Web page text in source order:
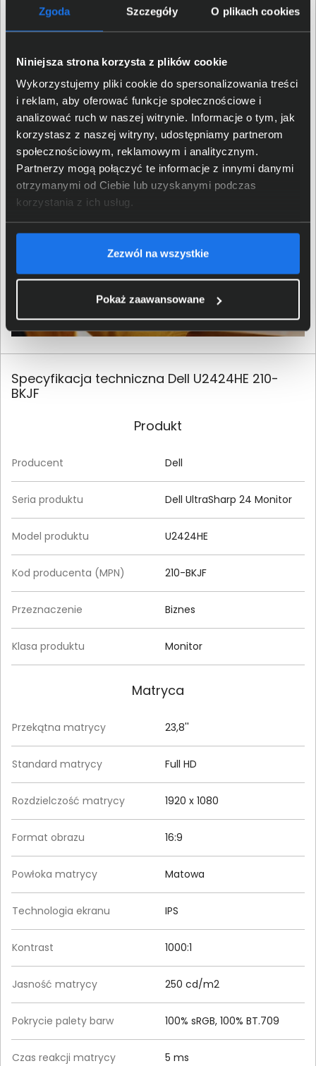
Zgoda Szczegóły O plikach cookies
Niniejsza strona korzysta z plików cookie
Wykorzystujemy pliki cookie do spersonalizowania treści
i reklam, aby oferować funkcje społecznościowe i
analizować ruch w naszej witrynie. Informacje o tym, jak
korzystasz z naszej witryny, udostępniamy partnerom
społecznościowym, reklamowym i analitycznym.
Partnerzy mogą połączyć te informacje z innymi danymi
otrzymanymi od Ciebie lub uzyskanymi podczas
korzystania z ich usług.
Zezwól na wszystkie
Pokaż zaawansowane
Elastyczna regulacja z
Monitor Dell U2424HE oferuje szerokie możliwości
regulacji, w tym zmianę wysokości, nachylenia oraz
obracanie w poziomie i pionie. Dzięki temu można
dostosować ustawienia monitora do indywidualnych
potrzeb, zapewniając optymalny komfort pracy.
Specyfikacja techniczna Dell U2424HE 210-
BKJF
Produkt
Producent Dell
Seria produktu Dell UltraSharp 24 Monitor
Model produktu U2424HE
Kod producenta (MPN) 210-BKJF
Przeznaczenie Biznes
Klasa produktu Monitor
Matryca
Przekątna matrycy 23,8''
Standard matrycy Full HD
Rozdzielczość matrycy 1920 x 1080
Format obrazu 16:9
Powłoka matrycy Matowa
Technologia ekranu IPS
Kontrast 1000:1
Jasność matrycy 250 cd/m2
Pokrycie palety barw 100% sRGB, 100% BT.709
Czas reakcji matrycy 5 ms